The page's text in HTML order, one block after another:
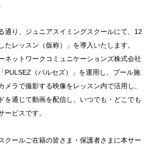
通り、ジュニアスイミングスクールにて、12
たレッスン（仮称）」を導入いたします。
ネットワークコミュニケーションズ株式会社
PULSEZ（パルセズ）」を運用し、プール施
メラで撮影する映像をレッスン内で活用し、
を通じて動画を配信し、いつでも・どこでも
ービスです。
クールご在籍の皆さま・保護者さまに本サー